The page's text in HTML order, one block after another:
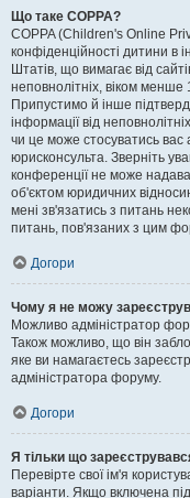
Що таке COPPA?
COPPA (Children's Online
конфіденційності дитини в
Штатів, що вимагає від
неповнолітніх, віком менше
Припустимо й інше
інформації від
чи це може стосуватись
юрисконсульта. Зверніть
конференції не може
об'єктом юридичних
мені зв'язатись з питань
питань, пов'язаних з цим
Догори
Чому я не можу
Можливо адміністратор
Також можливо, що він
яке ви намагаєтесь
адміністратора форуму.
Догори
Я тільки що
Перевірте свої ім'я
варіанти. Якщо включена